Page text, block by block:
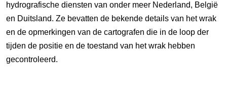
hydrografische diensten van onder meer Nederland, België
en Duitsland. Ze bevatten de bekende details van het wrak
en de opmerkingen van de cartografen die in de loop der
tijden de positie en de toestand van het wrak hebben
gecontroleerd.